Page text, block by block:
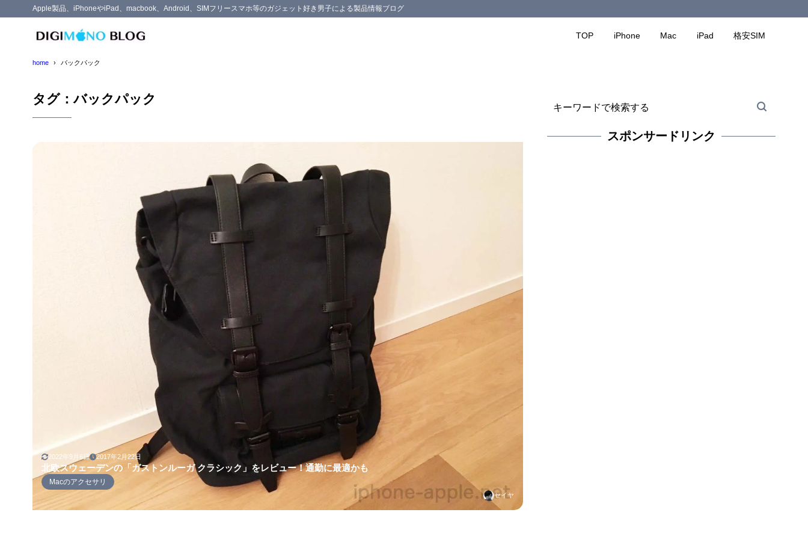
Apple製品、iPhoneやiPad、macbook、Android、SIMフリースマホ等のガジェット好き男子による製品情報ブログ
TOP iPhone Mac iPad 格安SIM
home バックパック
タグ：バックパック
2022年9月6日 2017年2月22日
北欧スウェーデンの「ガストンルーガ クラシック」をレビュー！通勤に最適かも
Macのアクセサリ
セイヤ
スポンサードリンク